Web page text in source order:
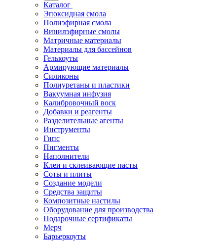
Каталог
Эпоксидная смола
Полиэфирная смола
Винилэфирные смолы
Матричные материалы
Материалы для бассейнов
Гелькоуты
Армирующие материалы
Силиконы
Полиуретаны и пластики
Вакуумная инфузия
Калибровочный воск
Добавки и реагенты
Разделительные агенты
Инструменты
Гипс
Пигменты
Наполнители
Клеи и склеивающие пасты
Соты и плиты
Создание модели
Средства защиты
Композитные настилы
Оборудование для производства
Подарочные сертификаты
Мерч
Барьеркоуты